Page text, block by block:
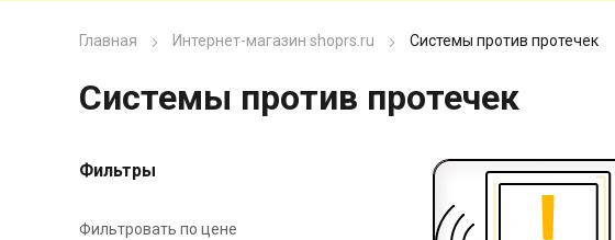
Главная Интернет-магазин shoprs.ru Системы против протечек
Системы против протечек
Фильтры
Фильтровать по цене